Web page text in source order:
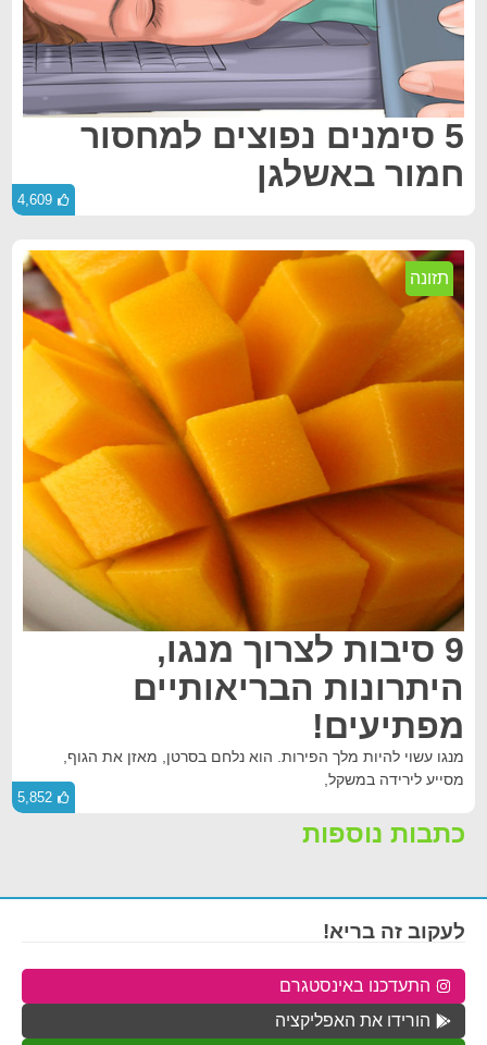
5 סימנים נפוצים למחסור
חמור באשלגן
4,609
תזונה
9 סיבות לצרוך מנגו,
היתרונות הבריאותיים
מפתיעים!
מנגו עשוי להיות מלך הפירות. הוא נלחם בסרטן, מאזן את הגוף,
מסייע לירידה במשקל,
5,852
כתבות נוספות
לעקוב זה בריא!
התעדכנו באינסטגרם
הורידו את האפליקציה